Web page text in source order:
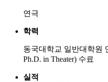
연극
학력
동국대학교 일반대학원
Ph.D. in Theater) 수료
실적